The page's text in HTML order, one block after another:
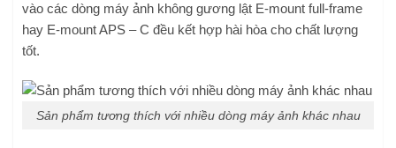
vào các dòng máy ảnh không gương lật E-mount full-frame
hay E-mount APS – C đều kết hợp hài hòa cho chất lượng
tốt.
Sản phẩm tương thích với nhiều dòng máy ảnh khác nhau